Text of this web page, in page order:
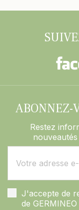
ABONNEZ-
Restez
J'accepte de
de GERMINEO